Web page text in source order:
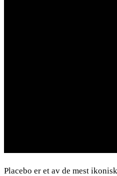
Placebo er et av de mest